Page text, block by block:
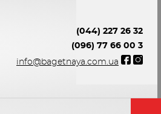
(044) 227 26 32
(096) 77 66 00 3
info@bagetnaya.com.ua